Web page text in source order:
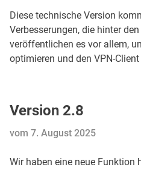
Diese technische Version
Verbesserungen, die hinter
veröffentlichen es vor allem,
optimieren und den VPN-
Version 2.8
vom 7. August 2025
Wir haben eine neue Funktion